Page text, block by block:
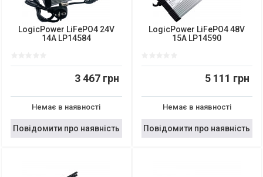
LogicPower LiFePO4 24V
14A LP14584
3 467 грн
Немає в наявності
Повідомити про наявність
LogicPower LiFePO4 48V
15A LP14590
5 111 грн
Немає в наявності
Повідомити про наявність